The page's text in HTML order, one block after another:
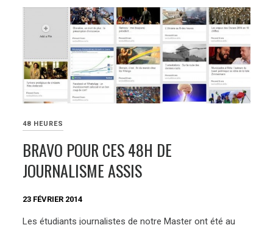
48 HEURES
BRAVO POUR CES 48H DE
JOURNALISME ASSIS
23 FÉVRIER 2014
Les étudiants journalistes de notre Master ont été au